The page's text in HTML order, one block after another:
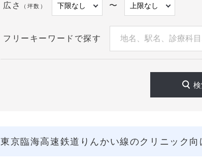
広さ （坪数） 〜
フリーキーワードで探す
東京臨海高速鉄道りんかい線のクリニック向